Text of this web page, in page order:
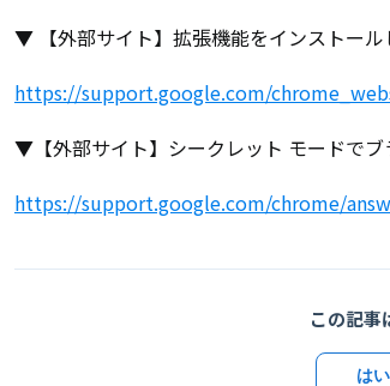
▼ 【外部サイト】拡張機能をインストール
https://support.google.com/
▼【外部サイト】シークレット モードでブ
https://support.google.com/chrome/
この記事
はい